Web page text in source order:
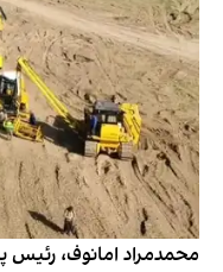
محمدمراد امانوف، رئیس